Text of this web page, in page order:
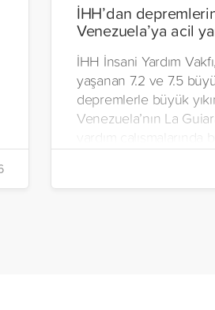
İHH’dan
Venezuela’ya acil
İHH İnsani Yardım
yaşanan 7.2 ve 7.5
depremlerle büyük
Venezuela’nın La
Çalışmalar
içme suyu, gıda kolisi
dağıtımları yapıldı.